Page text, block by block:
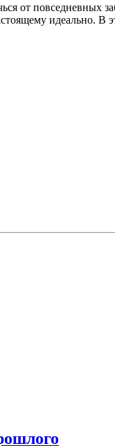
от повседневных
идеально. В